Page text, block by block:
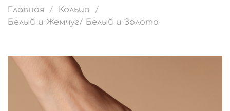
Главная
Кольца
Белый и Жемчуг/ Белый и Золото